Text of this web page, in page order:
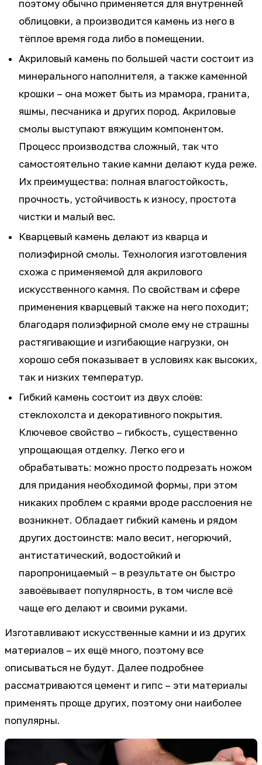
поэтому обычно применяется для внутренней
облицовки, а производится камень из него в
тёплое время года либо в помещении.
Акриловый камень по большей части состоит из
минерального наполнителя, а также каменной
крошки – она может быть из мрамора, гранита,
яшмы, песчаника и других пород. Акриловые
смолы выступают вяжущим компонентом.
Процесс производства сложный, так что
самостоятельно такие камни делают куда реже.
Их преимущества: полная влагостойкость,
прочность, устойчивость к износу, простота
чистки и малый вес.
Кварцевый камень делают из кварца и
полиэфирной смолы. Технология изготовления
схожа с применяемой для акрилового
искусственного камня. По свойствам и сфере
применения кварцевый также на него походит;
благодаря полиэфирной смоле ему не страшны
растягивающие и изгибающие нагрузки, он
хорошо себя показывает в условиях как высоких,
так и низких температур.
Гибкий камень состоит из двух слоёв:
стеклохолста и декоративного покрытия.
Ключевое свойство – гибкость, существенно
упрощающая отделку. Легко его и
обрабатывать: можно просто подрезать ножом
для придания необходимой формы, при этом
никаких проблем с краями вроде расслоения не
возникнет. Обладает гибкий камень и рядом
других достоинств: мало весит, негорючий,
антистатический, водостойкий и
паропроницаемый – в результате он быстро
завоёвывает популярность, в том числе всё
чаще его делают и своими руками.
Изготавливают искусственные камни и из других
материалов – их ещё много, поэтому все
описываться не будут. Далее подробнее
рассматриваются цемент и гипс – эти материалы
применять проще других, поэтому они наиболее
популярны.